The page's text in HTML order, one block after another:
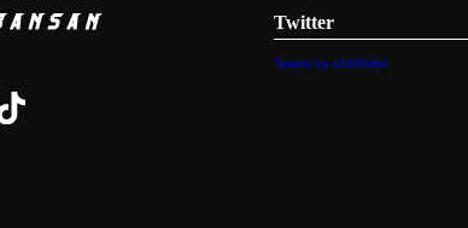
Twitter
Tweets by s1000idol